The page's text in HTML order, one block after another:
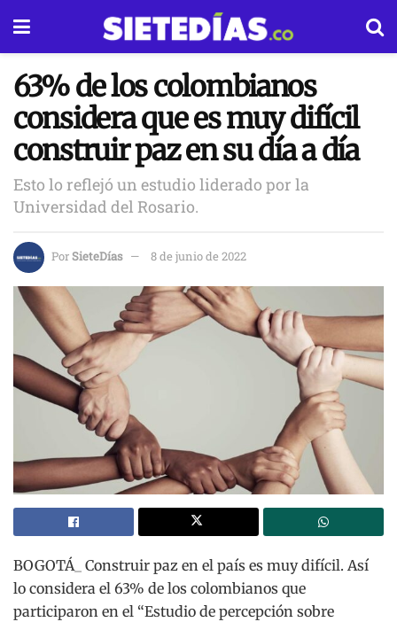
63% de los colombianos
considera que es muy difícil
construir paz en su día a día
Esto lo reflejó un estudio liderado por la
Universidad del Rosario.
PorSieteDías 8 de junio de 2022
BOGOTÁ_ Construir paz en el país es muy difícil. Así
lo considera el 63% de los colombianos que
participaron en el “Estudio de percepción sobre